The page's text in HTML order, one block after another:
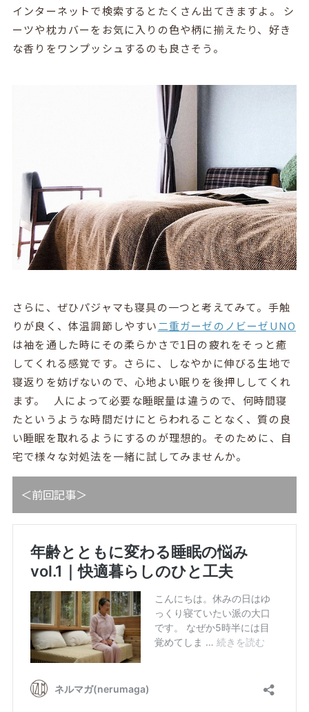
インターネットで検索するとたくさん出てきますよ。 シ
ーツや枕カバーをお気に入りの色や柄に揃えたり、好き
な香りをワンプッシュするのも良さそう。
さらに、ぜひパジャマも寝具の一つと考えてみて。手触
りが良く、体温調節しやすい二重ガーゼのノビーゼUNO
は袖を通した時にその柔らかさで1日の疲れをそっと癒
してくれる感覚です。さらに、しなやかに伸びる生地で
寝返りを妨げないので、心地よい眠りを後押ししてくれ
ます。 人によって必要な睡眠量は違うので、何時間寝
たというような時間だけにとらわれることなく、質の良
い睡眠を取れるようにするのが理想的。そのために、自
宅で様々な対処法を一緒に試してみませんか。
＜前回記事＞